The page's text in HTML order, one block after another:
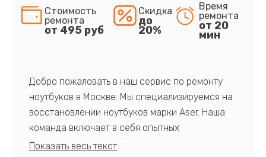
Стоимость
ремонта
от 495 руб
Скидка
до
20%
Время
ремонта
от 20
мин
Добро пожаловать в наш сервис по ремонту
ноутбуков в Москве. Мы специализируемся на
восстановлении ноутбуков марки Aser. Наша
команда включает в себя опытных
профессионалов с обширными знаниями и